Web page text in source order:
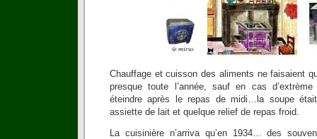
Chauffage et cuisson des aliments ne faisaient
presque toute l’année, sauf en cas
éteindre après le repas de midi…la soupe
assiette de lait et quelque relief de repas froid.
La cuisinière n’arriva qu’en 1934… des